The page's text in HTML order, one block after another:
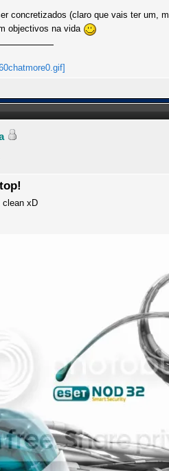
concretizados (claro que vais ter um,
objectivos na vida
clean xD